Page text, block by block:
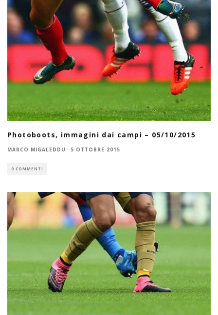
Photoboots, immagini dai campi – 05/10/2015
MARCO MIGALEDDU · 5 OTTOBRE 2015
0 COMMENTI